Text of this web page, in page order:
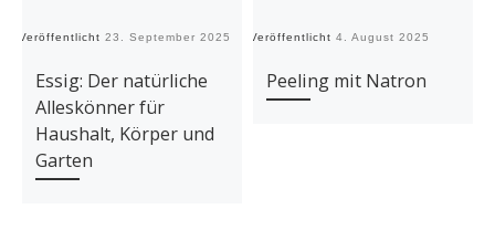
Veröffentlicht 23. September 2025
Essig: Der natürliche
Alleskönner für
Haushalt, Körper und
Garten
Veröffentlicht 4. August 2025
Peeling mit Natron